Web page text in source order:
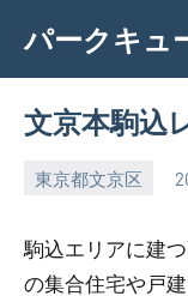
content
パークキュ
文京本駒込
東京都文京区
駒込エリアに建
の集合住宅や戸